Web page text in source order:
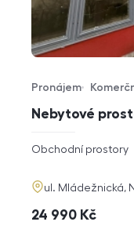
Nebytové
Typ nabídky
Pronájem
Typ nemovitosti
Virtuální prohlídka
rozměry
dispozice
Obchodní prostory
adresa
ul. Mládežnická,
cena
24 990 Kč